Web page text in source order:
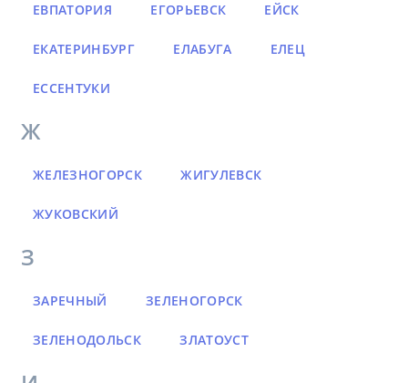
ЕВПАТОРИЯ ЕГОРЬЕВСК ЕЙСК
ЕКАТЕРИНБУРГ ЕЛАБУГА ЕЛЕЦ
ЕССЕНТУКИ
Ж
ЖЕЛЕЗНОГОРСК ЖИГУЛЕВСК
ЖУКОВСКИЙ
З
ЗАРЕЧНЫЙ ЗЕЛЕНОГОРСК
ЗЕЛЕНОДОЛЬСК ЗЛАТОУСТ